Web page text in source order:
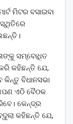
ମିଟର ବସାଇବା
ସମ୍ବୋଧିତ
କହିଛନ୍ତି ଯେ,
ବିଧାନସଭା
ଏଠି ବୈଠକ
କେନ୍ଦ୍ର
କହିଛନ୍ତି ଯେ,